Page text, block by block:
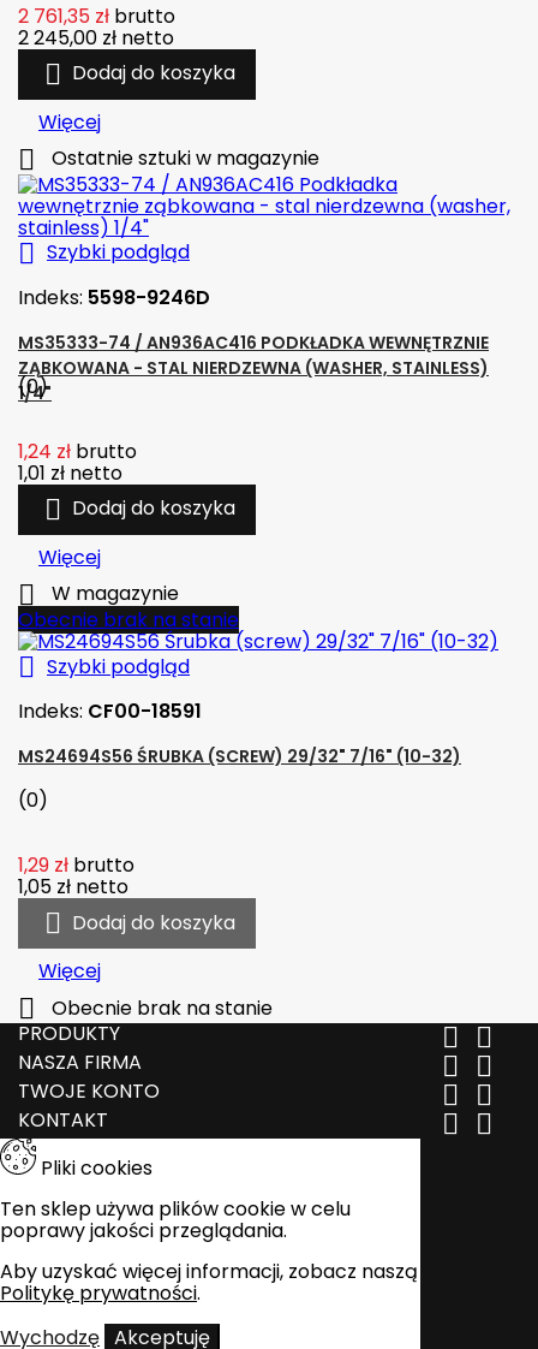
2 761,35 zł brutto
2 245,00 zł netto
 Dodaj do koszyka
Więcej
 Ostatnie sztuki w magazynie
 Szybki podgląd
Indeks: 5598-9246D
MS35333-74 / AN936AC416 PODKŁADKA WEWNĘTRZNIE
ZĄBKOWANA - STAL NIERDZEWNA (WASHER, STAINLESS)
1/4"
(0)
1,24 zł brutto
1,01 zł netto
 Dodaj do koszyka
Więcej

W magazynie
Obecnie brak na stanie
 Szybki podgląd
Indeks: CF00-18591
MS24694S56 ŚRUBKA (SCREW) 29/32" 7/16" (10-32)
(0)
1,29 zł brutto
1,05 zł netto
 Dodaj do koszyka
Więcej

Obecnie brak na stanie
PRODUKTY
 
NASZA FIRMA  
TWOJE KONTO  
KONTAKT  
Pliki cookies
Ten sklep używa plików cookie w celu
poprawy jakości przeglądania.
Aby uzyskać więcej informacji, zobacz naszą
Politykę prywatności.
Wychodzę Akceptuję